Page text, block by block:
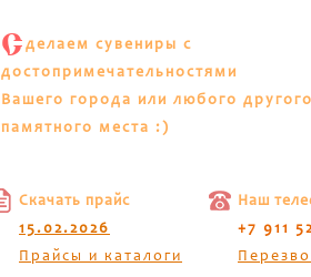
С делаем сувениры с
достопримечательностями
Вашего города или любого другого
памятного места :)
Скачать прайс
15.02.2026
Прайсы и каталоги
Наш
+7 911